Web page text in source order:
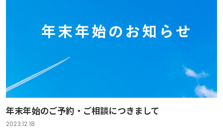
年末年始のご予約・ご相談につきまして
2023.12.18